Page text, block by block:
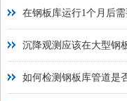
在钢板库运行1个月后
沉降观测应该在大型钢
如何检测钢板库管道是